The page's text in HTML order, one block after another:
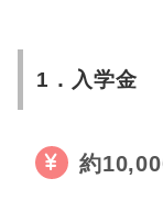
1．入学金
約